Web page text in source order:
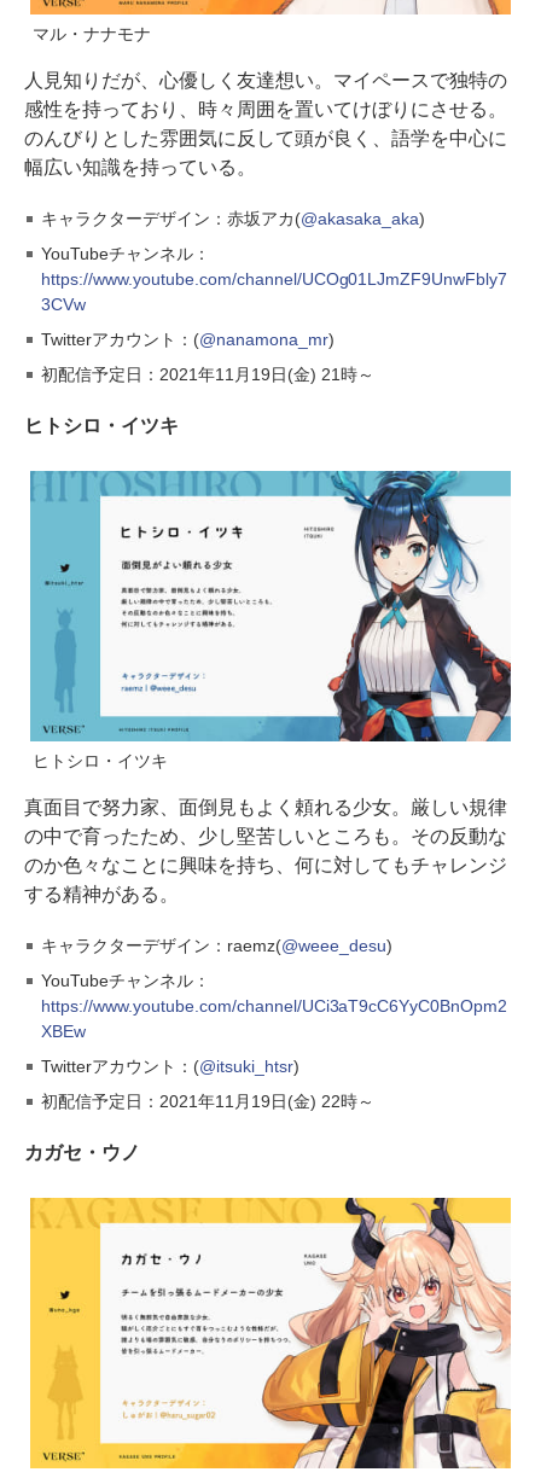
マル・ナナモナ
人見知りだが、心優しく友達想い。マイペースで独特の
感性を持っており、時々周囲を置いてけぼりにさせる。
のんびりとした雰囲気に反して頭が良く、語学を中心に
幅広い知識を持っている。
キャラクターデザイン：赤坂アカ(@akasaka_aka)
YouTubeチャンネル：
https://www.youtube.com/channel/UCOg01LJmZF9UnwFbly7
3CVw
Twitterアカウント：(@nanamona_mr)
初配信予定日：2021年11月19日(金) 21時～
ヒトシロ・イツキ
ヒトシロ・イツキ
真面目で努力家、面倒見もよく頼れる少女。厳しい規律
の中で育ったため、少し堅苦しいところも。その反動な
のか色々なことに興味を持ち、何に対してもチャレンジ
する精神がある。
キャラクターデザイン：raemz(@weee_desu)
YouTubeチャンネル：
https://www.youtube.com/channel/UCi3aT9cC6YyC0BnOpm2
XBEw
Twitterアカウント：(@itsuki_htsr)
初配信予定日：2021年11月19日(金) 22時～
カガセ・ウノ